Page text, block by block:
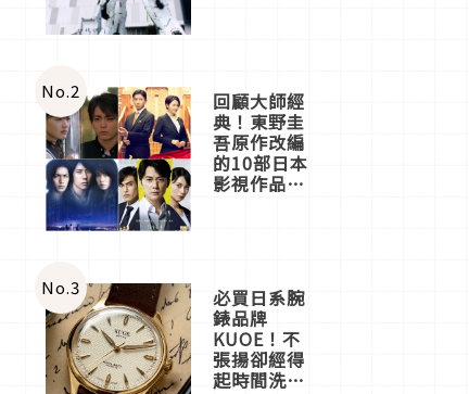
體驗
No.2 回顧大師經
典！東野圭
吾原作改編
的10部日本
影視作品推
No.3 必買日系腕
錶品牌
KUOE！不
張揚卻經得
起時間洗鍊